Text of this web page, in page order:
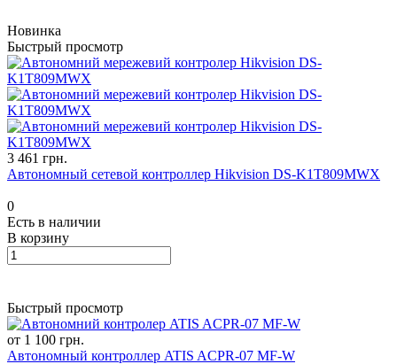
Новинка
Быстрый просмотр
3 461 грн.
Автономный сетевой контроллер Hikvision DS-K1T809MWX
0
Есть в наличии
В корзину
Быстрый просмотр
от 1 100 грн.
Автономный контроллер ATIS ACPR-07 MF-W